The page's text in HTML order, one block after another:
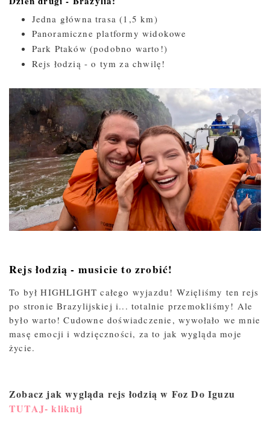
Jedna główna trasa (1,5 km)
Panoramiczne platformy widokowe
Park Ptaków (podobno warto!)
Rejs łodzią - o tym za chwilę!
Rejs łodzią - musicie to zrobić!
To był HIGHLIGHT całego wyjazdu! Wzięliśmy ten rejs
po stronie Brazylijskiej i... totalnie przemokliśmy! Ale
było warto! Cudowne doświadczenie, wywołało we mnie
masę emocji i wdzięczności, za to jak wygląda moje
życie.
Zobacz jak wygląda rejs łodzią w Foz Do Iguzu
TUTAJ- kliknij